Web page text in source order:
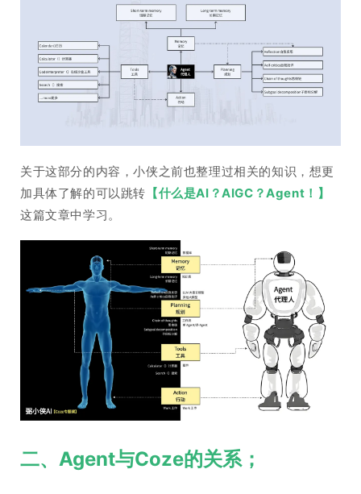
关于这部分的内容，小侠之前也整理过相关的知识，想更
加具体了解的可以跳转 【什么是AI？AIGC？Agent！】
这篇文章中学习。
二、Agent与Coze的关系；